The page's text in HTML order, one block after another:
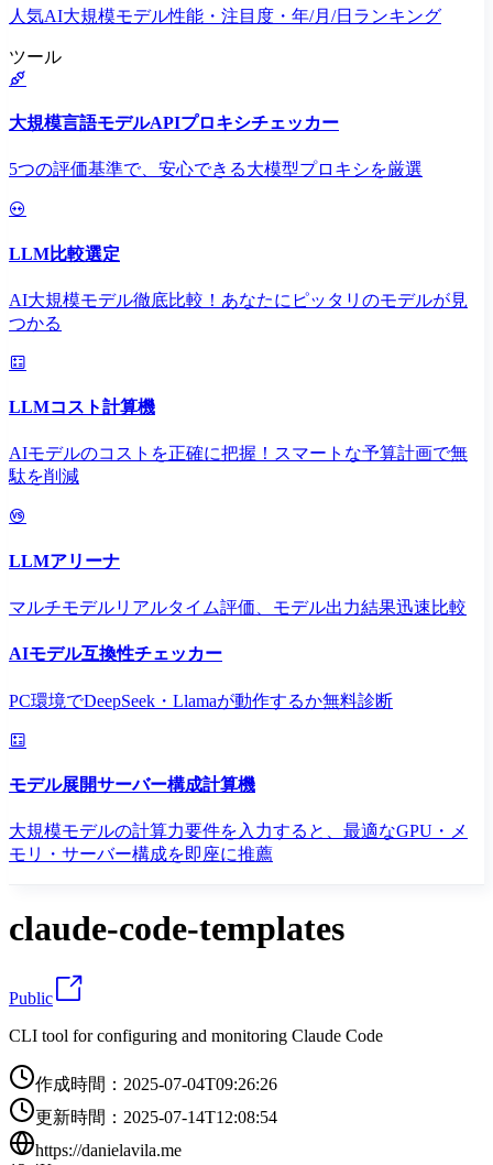
人気AI大規模モデル性能・注目度・年/月/日ランキング
ツール
大規模言語モデルAPIプロキシチェッカー
5つの評価基準で、安心できる大模型プロキシを厳選
LLM比較選定
AI大規模モデル徹底比較！あなたにピッタリのモデルが見
つかる
LLMコスト計算機
AIモデルのコストを正確に把握！スマートな予算計画で無
駄を削減
LLMアリーナ
マルチモデルリアルタイム評価、モデル出力結果迅速比較
AIモデル互換性チェッカー
PC環境でDeepSeek・Llamaが動作するか無料診断
モデル展開サーバー構成計算機
大規模モデルの計算力要件を入力すると、最適なGPU・メ
モリ・サーバー構成を即座に推薦
claude-code-templates
Public
CLI tool for configuring and monitoring Claude Code
作成時間 ： 2025-07-04T09:26:26
更新時間 ： 2025-07-14T12:08:54
https://danielavila.me